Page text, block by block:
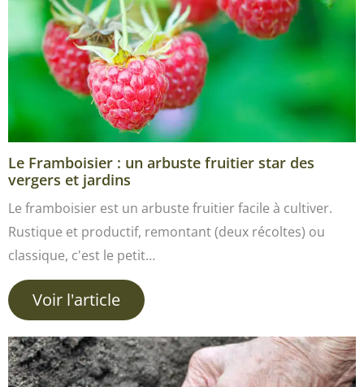
Le Framboisier : un arbuste fruitier star des
vergers et jardins
Le framboisier est un arbuste fruitier facile à cultiver.
Rustique et productif, remontant (deux récoltes) ou
classique, c'est le petit…
Voir l'article